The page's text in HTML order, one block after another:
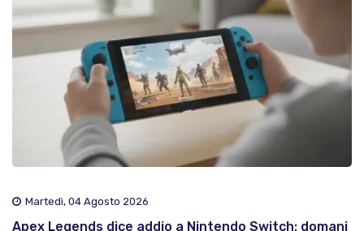
Martedì, 04 Agosto 2026
Apex Legends dice addio a Nintendo Switch: domani